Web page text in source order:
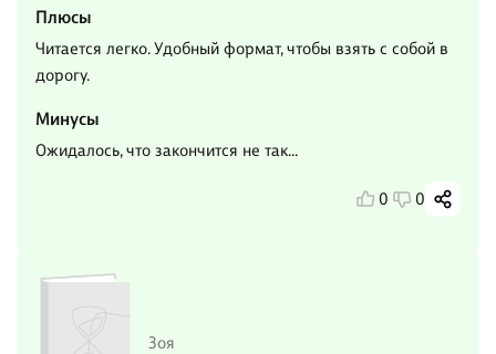
Плюсы
Читается легко. Удобный формат, чтобы взять с собой в
дорогу.
Минусы
Ожидалось, что закончится не так...
0 0
Зоя